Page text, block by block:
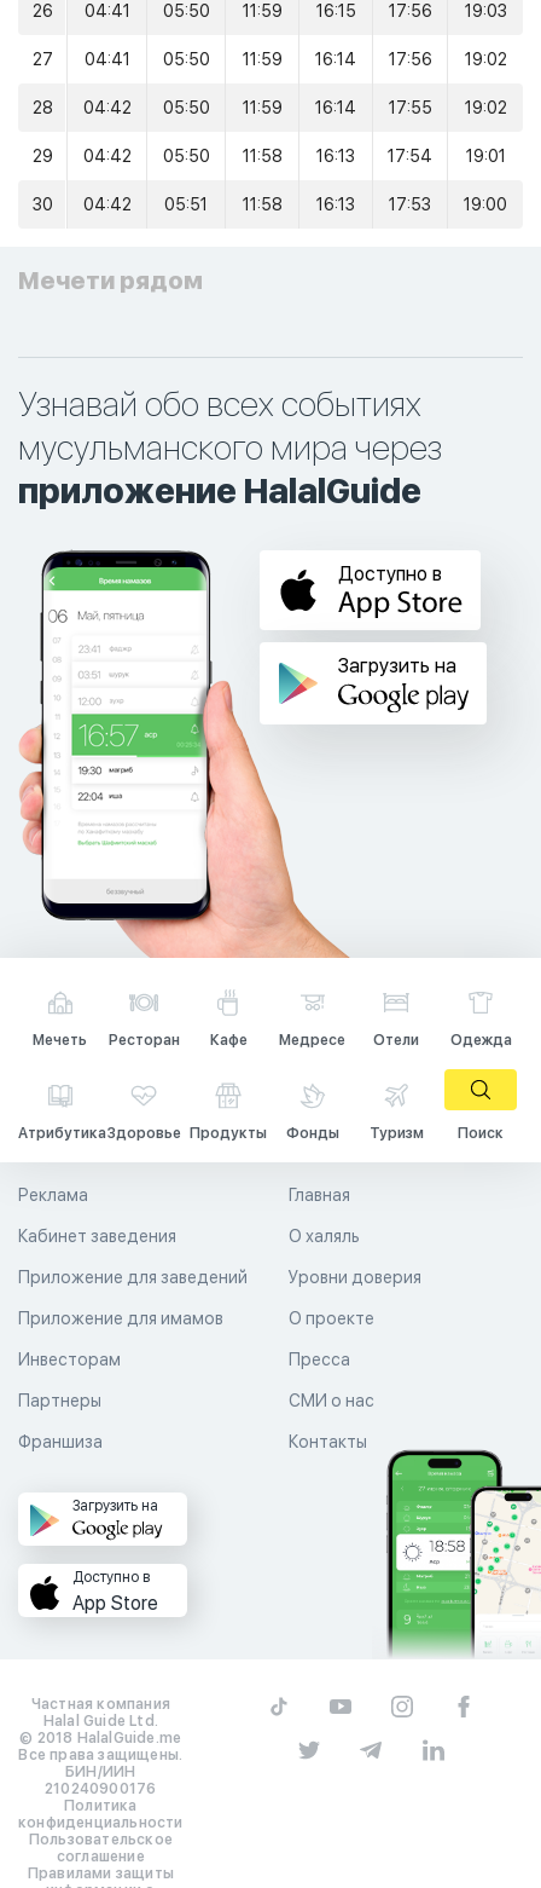
26 04:41 05:50 11:59 16:15 17:56 19:03
27 04:41 05:50 11:59 16:14 17:56 19:02
28 04:42 05:50 11:59 16:14 17:55 19:02
29 04:42 05:50 11:58 16:13 17:54 19:01
30 04:42 05:51 11:58 16:13 17:53 19:00
Мечети рядом
Узнавай обо всех событиях
мусульманского мира через
приложение HalalGuide
Доступно в
Загрузить на
Мечеть Ресторан Кафе Медресе Отели Одежда
АтрибутикаЗдоровье Продукты Фонды Туризм Поиск
Главная
О халяль
Уровни доверия
Реклама
Кабинет заведения
Приложение для заведений
Приложение для имамов О проекте
Пресса
СМИ о нас
Контакты
Инвесторам
Партнеры
Франшиза
Загрузить на
Доступно в
App Store
Частная компания
Halal Guide Ltd.
© 2018 HalalGuide.me
Все права защищены.
БИН/ИИН
210240900176
Политика
конфиденциальности
Пользовательское
соглашение
Правилами защиты